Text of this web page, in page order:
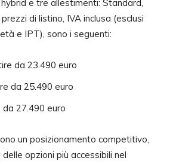
e tre allestimenti: Standard,
di listino, IVA inclusa (esclusi
e IPT), sono i seguenti:
da 23.490 euro
da 25.490 euro
27.490 euro
un posizionamento competitivo,
opzioni più accessibili nel